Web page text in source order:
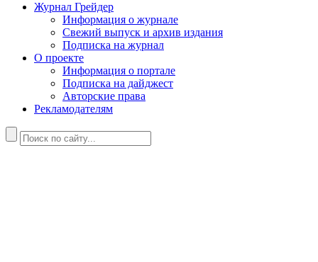
Журнал Грейдер
Информация о журнале
Свежий выпуск и архив издания
Подписка на журнал
О проекте
Информация о портале
Подписка на дайджест
Авторские права
Рекламодателям